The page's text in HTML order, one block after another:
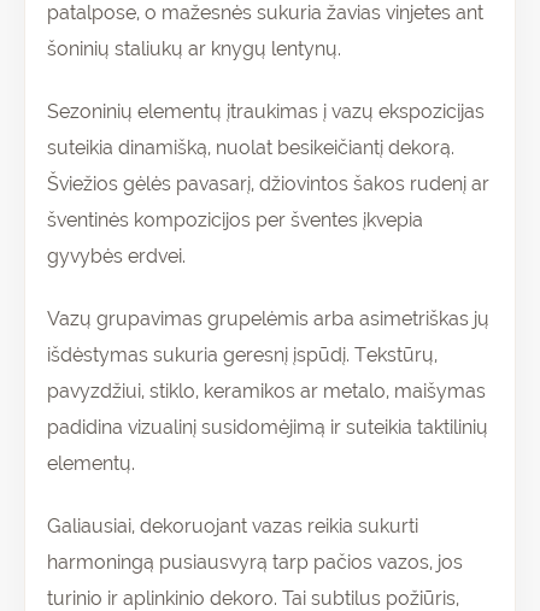
patalpose, o mažesnės sukuria žavias vinjetes ant
šoninių staliukų ar knygų lentynų.
Sezoninių elementų įtraukimas į vazų ekspozicijas
suteikia dinamišką, nuolat besikeičiantį dekorą.
Šviežios gėlės pavasarį, džiovintos šakos rudenį ar
šventinės kompozicijos per šventes įkvepia
gyvybės erdvei.
Vazų grupavimas grupelėmis arba asimetriškas jų
išdėstymas sukuria geresnį įspūdį. Tekstūrų,
pavyzdžiui, stiklo, keramikos ar metalo, maišymas
padidina vizualinį susidomėjimą ir suteikia taktilinių
elementų.
Galiausiai, dekoruojant vazas reikia sukurti
harmoningą pusiausvyrą tarp pačios vazos, jos
turinio ir aplinkinio dekoro. Tai subtilus požiūris,